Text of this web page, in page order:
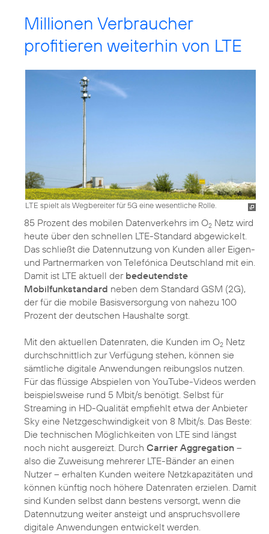
Millionen Verbraucher
profitieren weiterhin von LTE
LTE spielt als Wegbereiter für 5G eine wesentliche Rolle.
85 Prozent des mobilen Datenverkehrs im O2 Netz wird
heute über den schnellen LTE-Standard abgewickelt.
Das schließt die Datennutzung von Kunden aller Eigen-
und Partnermarken von Telefónica Deutschland mit ein.
Damit ist LTE aktuell der bedeutendste
Mobilfunkstandard neben dem Standard GSM (2G),
der für die mobile Basisversorgung von nahezu 100
Prozent der deutschen Haushalte sorgt.
Mit den aktuellen Datenraten, die Kunden im O2 Netz
durchschnittlich zur Verfügung stehen, können sie
sämtliche digitale Anwendungen reibungslos nutzen.
Für das flüssige Abspielen von YouTube-Videos werden
beispielsweise rund 5 Mbit/s benötigt. Selbst für
Streaming in HD-Qualität empfiehlt etwa der Anbieter
Sky eine Netzgeschwindigkeit von 8 Mbit/s. Das Beste:
Die technischen Möglichkeiten von LTE sind längst
noch nicht ausgereizt. Durch Carrier Aggregation –
also die Zuweisung mehrerer LTE-Bänder an einen
Nutzer – erhalten Kunden weitere Netzkapazitäten und
können künftig noch höhere Datenraten erzielen. Damit
sind Kunden selbst dann bestens versorgt, wenn die
Datennutzung weiter ansteigt und anspruchsvollere
digitale Anwendungen entwickelt werden.